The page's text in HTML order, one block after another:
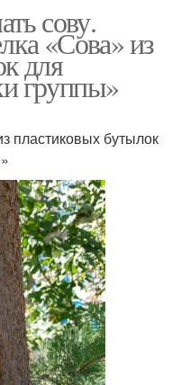
сову.
«Сова» из
для
группы»
пластиковых бутылок